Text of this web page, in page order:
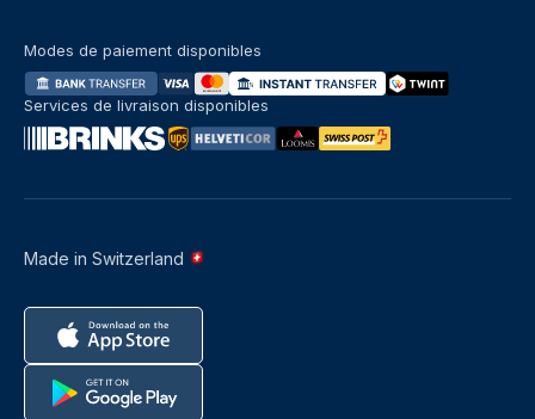
Made in Switzerland
Modes de paiement disponibles
Services de livraison disponibles